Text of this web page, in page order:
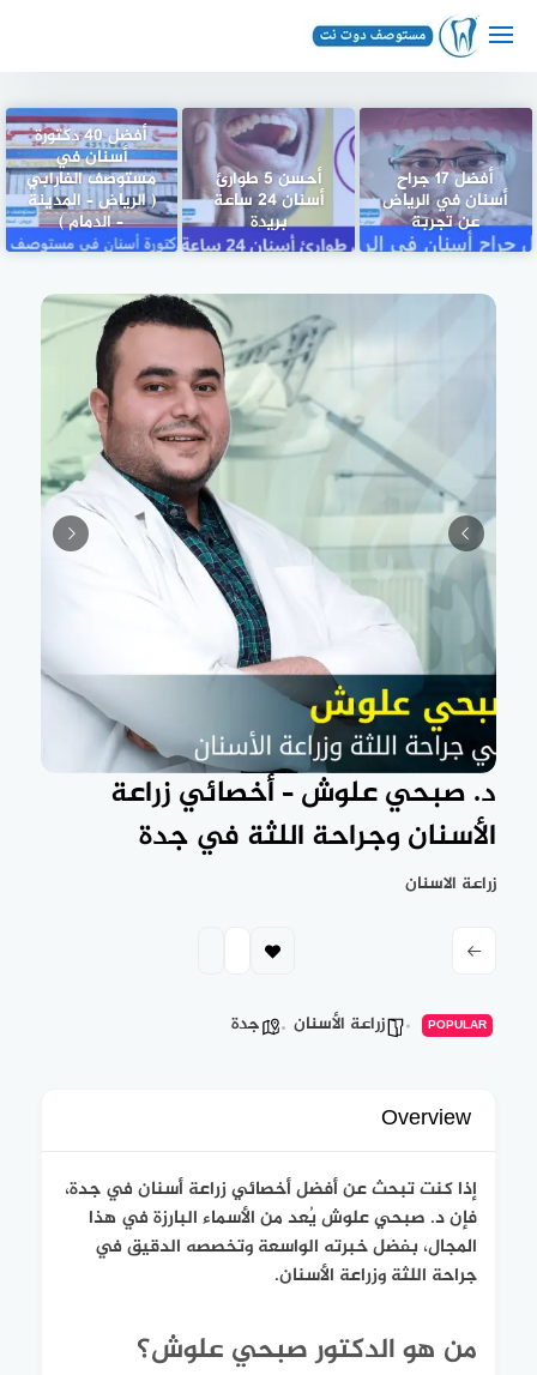
أفضل 17 جراح
أسنان في الرياض
عن تجربة
أحسن 5 طوارئ
أسنان 24 ساعة
بريدة
أفضل 40 دكتورة
أسنان في
مستوصف الفارابي
( الرياض – المدينة
– الدمام )
د. صبحي علوش – أخصائي زراعة
الأسنان وجراحة اللثة في جدة
زراعة الاسنان
POPULAR زراعة الأسنان جدة
Overview
إذا كنت تبحث عن أفضل أخصائي زراعة أسنان في جدة،
فإن د. صبحي علوش يُعد من الأسماء البارزة في هذا
المجال، بفضل خبرته الواسعة وتخصصه الدقيق في
جراحة اللثة وزراعة الأسنان.
من هو الدكتور صبحي علوش؟